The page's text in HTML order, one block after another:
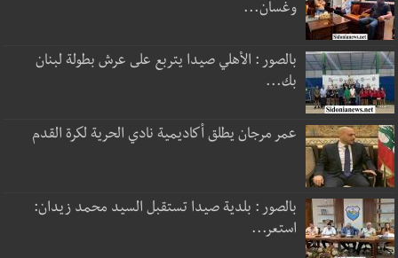
وغسان...
بالصور : الأهلي صيدا يتربع على عرش بطولة لبنان
بك...
عمر مرجان يطلق أكاديمية نادي الحرية لكرة القدم
بالصور : بلدية صيدا تستقبل السيد محمد زيدان:
استعر...